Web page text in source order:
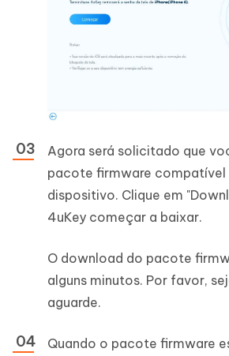
Agora será solicitado que
pacote firmware compatível
dispositivo. Clique em
4uKey começar a baixar.
O download do pacote
alguns minutos. Por favor,
aguarde.
Quando o pacote firmware